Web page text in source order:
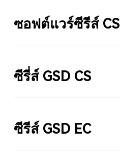
ซอฟต์แวร์ซีรีส์ CS
ซีรี่ส์ GSD CS
ซีรีส์ GSD EC